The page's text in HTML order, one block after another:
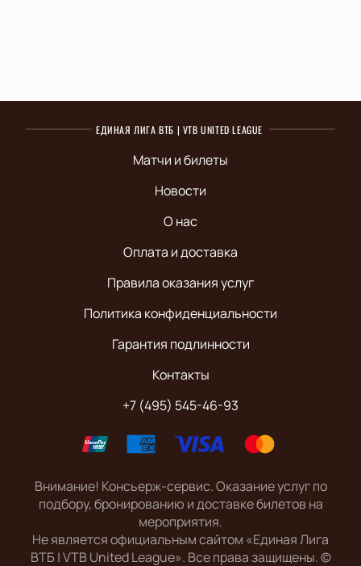
ЕДИНАЯ ЛИГА ВТБ | VTB UNITED LEAGUE
Матчи и билеты
Новости
О нас
Оплата и доставка
Правила оказания услуг
Политика конфиденциальности
Гарантия подлинности
Контакты
+7 (495) 545-46-93
Внимание! Консьерж-сервис. Оказание услуг по
подбору, бронированию и доставке билетов на
мероприятия.
Не является официальным сайтом «Единая Лига
ВТБ | VTB United League». Все права защищены.©